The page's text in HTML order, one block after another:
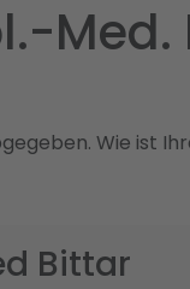
Wie ist
Bittar